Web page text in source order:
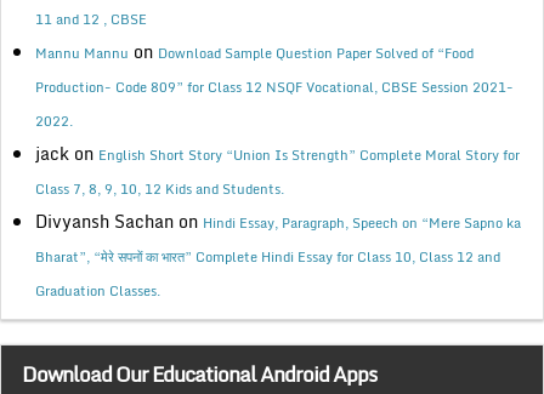
11 and 12 , CBSE
Mannu Mannu on Download Sample Question Paper Solved of “Food
Production- Code 809” for Class 12 NSQF Vocational, CBSE Session 2021-
2022.
jack on English Short Story “Union Is Strength” Complete Moral Story for
Class 7, 8, 9, 10, 12 Kids and Students.
Divyansh Sachan on Hindi Essay, Paragraph, Speech on “Mere Sapno ka
Bharat”, “मेरे सपनों का भारत” Complete Hindi Essay for Class 10, Class 12 and
Graduation Classes.
Download Our Educational Android Apps